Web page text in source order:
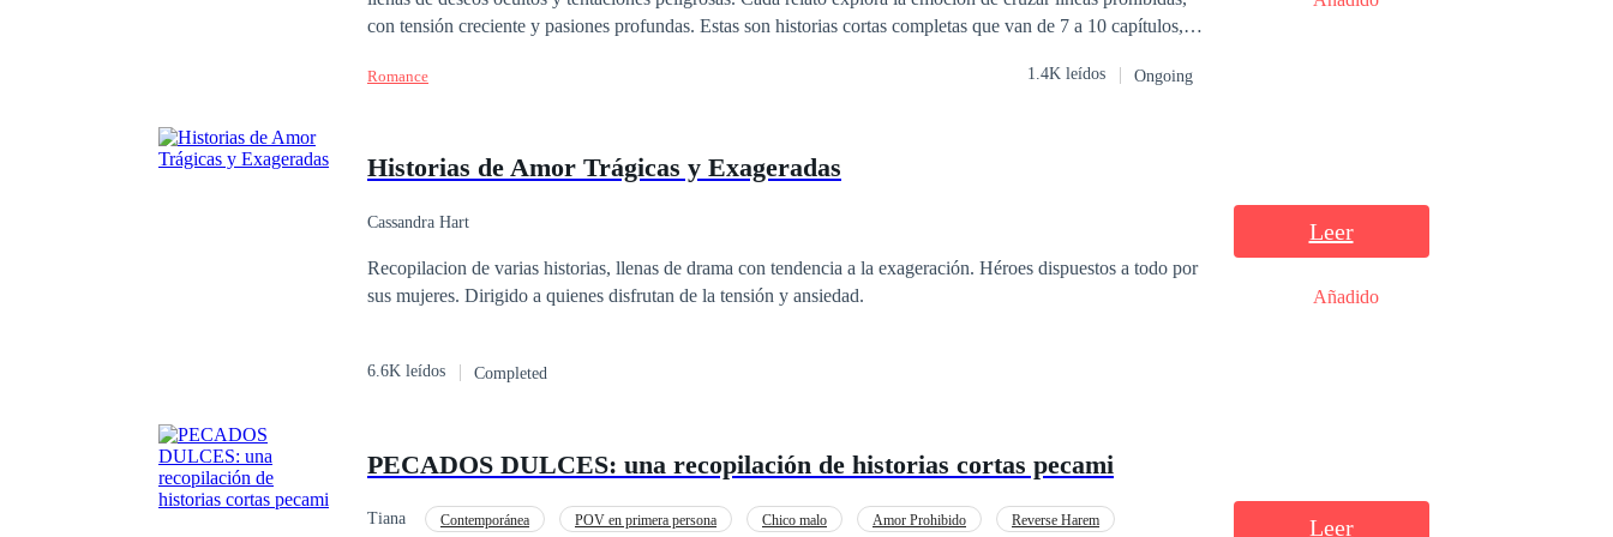
con tensión creciente y pasiones profundas. Estas son historias cortas completas que van de 7 a 10 capítulos,
control.
Romance 1.4K leídos Ongoing
Historias de Amor Trágicas y Exageradas
Cassandra Hart
Recopilacion de varias historias, llenas de drama con tendencia a la exageración. Héroes dispuestos a todo por
sus mujeres. Dirigido a quienes disfrutan de la tensión y ansiedad.
6.6K leídos Completed
Leer
Añadido
PECADOS DULCES: una recopilación de historias cortas pecami
Tiana Contemporánea POV en primera persona Chico malo Amor Prohibido Reverse Harem Leer